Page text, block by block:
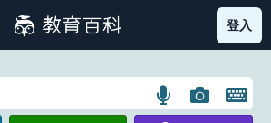
筆畫索引圖示 部首索引表圖示
登入
語
圖
開